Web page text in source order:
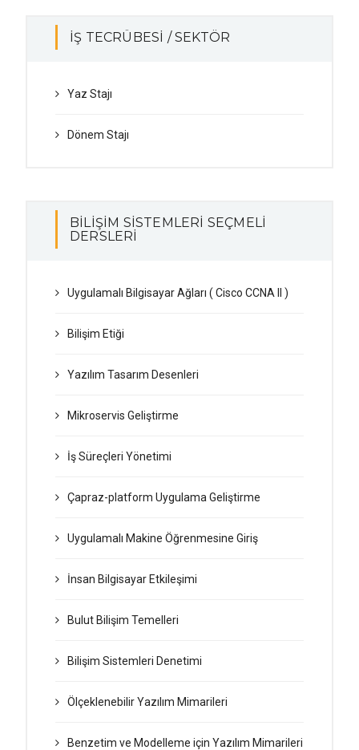
İŞ TECRÜBESİ / SEKTÖR
Yaz Stajı
Dönem Stajı
BILIŞIM SISTEMLERI SEÇMELI
DERSLERI
Uygulamalı Bilgisayar Ağları ( Cisco CCNA II )
Bilişim Etiği
Yazılım Tasarım Desenleri
Mikroservis Geliştirme
İş Süreçleri Yönetimi
Çapraz-platform Uygulama Geliştirme
Uygulamalı Makine Öğrenmesine Giriş
İnsan Bilgisayar Etkileşimi
Bulut Bilişim Temelleri
Bilişim Sistemleri Denetimi
Ölçeklenebilir Yazılım Mimarileri
Benzetim ve Modelleme için Yazılım Mimarileri